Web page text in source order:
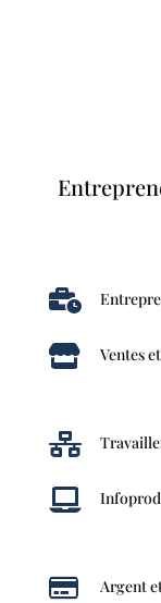

 Ventes


 Argent